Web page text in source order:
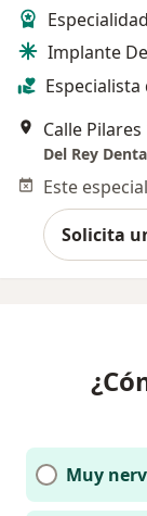
Implante
Del Rey
Solicita
Muy